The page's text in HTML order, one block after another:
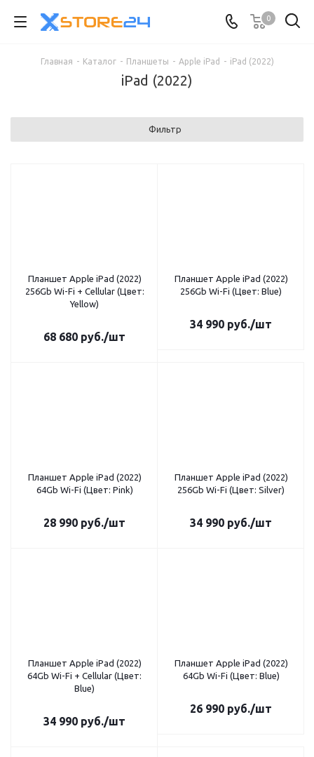
0
Главная - Каталог - Планшеты - Apple iPad - iPad (2022)
iPad (2022)
Фильтр
Планшет Apple iPad (2022)
256Gb Wi-Fi + Cellular (Цвет:
Yellow)
68 680 руб./шт
Планшет Apple iPad (2022)
256Gb Wi-Fi (Цвет: Blue)
34 990 руб./шт
Планшет Apple iPad (2022)
64Gb Wi-Fi (Цвет: Pink)
28 990 руб./шт
Планшет Apple iPad (2022)
256Gb Wi-Fi (Цвет: Silver)
34 990 руб./шт
Планшет Apple iPad (2022)
64Gb Wi-Fi + Cellular (Цвет:
Blue)
34 990 руб./шт
Планшет Apple iPad (2022)
64Gb Wi-Fi (Цвет: Blue)
26 990 руб./шт